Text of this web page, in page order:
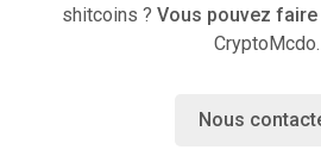
shitcoins ? Vous pouvez
CryptoMcdo.
Nous